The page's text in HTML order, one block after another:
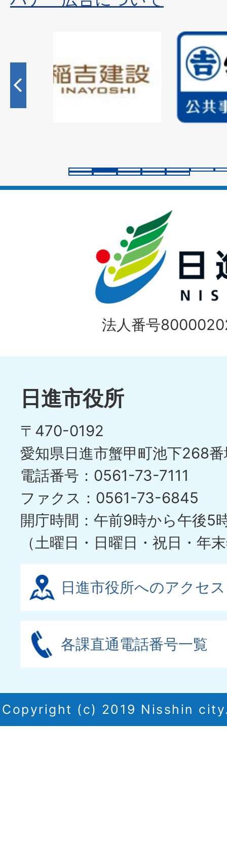
枚
目
ラ
イ
法人番号
日進市役所
〒470-0192
愛知県日進市蟹甲町池下268
電話番号：0561-73-7111
ファクス：0561-73-6845
開庁時間：午前9時から午後5
（土曜日・日曜日・祝日・年
日進市役所へのアクセス
各課直通電話番号一覧
Copyright (c) 2019 Nisshin